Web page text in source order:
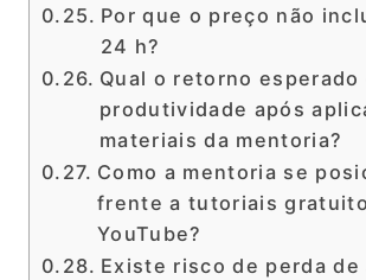
Por que o preço não
24 h?
Qual o retorno esperado
produtividade após
materiais da mentoria?
Como a mentoria se
frente a tutoriais
YouTube?
Existe risco de perda de